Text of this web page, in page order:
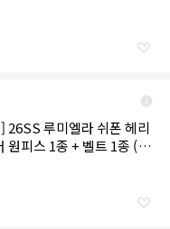
루미엘라 쉬폰 헤리
원피스 1종 + 벨트 1종 (총